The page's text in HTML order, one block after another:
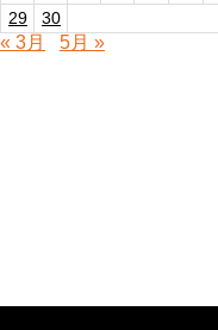
29
30
« 3月 5月 »